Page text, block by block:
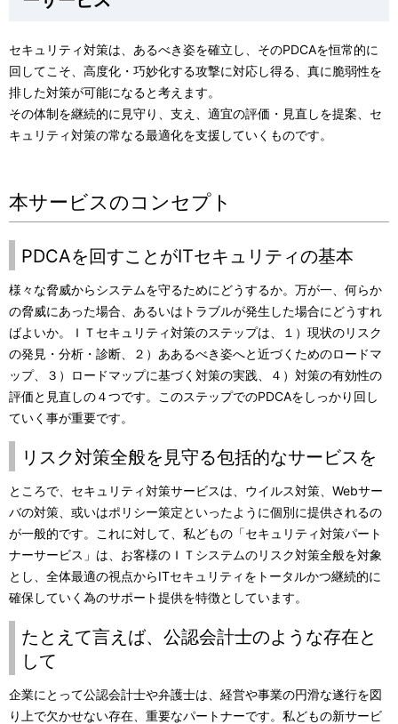
ビ
ゲ
ー
シ
ン
セキュリティ対策は、あるべき姿を確立し、そのPDCAを恒常的に
回してこそ、高度化・巧妙化する攻撃に対応し得る、真に脆弱性を
排した対策が可能になると考えます。
その体制を継続的に見守り、支え、適宜の評価・見直しを提案、セ
キュリティ対策の常なる最適化を支援していくものです。
本サービスのコンセプト
PDCAを回すことがITセキュリティの基本
様々な脅威からシステムを守るためにどうするか。万が一、何らか
の脅威にあった場合、あるいはトラブルが発生した場合にどうすれ
ばよいか。ＩＴセキュリティ対策のステップは、１）現状のリスク
の発見・分析・診断、２）ああるべき姿へと近づくためのロードマ
ップ、３）ロードマップに基づく対策の実践、４）対策の有効性の
評価と見直しの４つです。このステップでのPDCAをしっかり回し
ていく事が重要です。
リスク対策全般を見守る包括的なサービスを
ところで、セキュリティ対策サービスは、ウイルス対策、Webサー
バの対策、或いはポリシー策定といったように個別に提供されるの
が一般的です。これに対して、私どもの「セキュリティ対策パート
ナーサービス」は、お客様のＩＴシステムのリスク対策全般を対象
とし、全体最適の視点からITセキュリティをトータルかつ継続的に
確保していく為のサポート提供を特徴としています。
たとえて言えば、公認会計士のような存在と
して
企業にとって公認会計士や弁護士は、経営や事業の円滑な遂行を図
り上で欠かせない存在、重要なパートナーです。私どもの新サービ